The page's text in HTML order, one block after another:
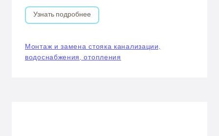
Узнать подробнее
Монтаж и замена стояка канализации,
водоснабжения, отопления